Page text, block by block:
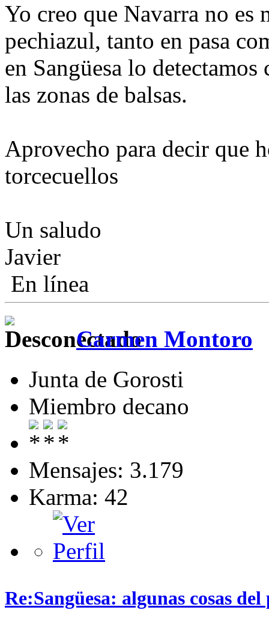
Yo creo que Navarra no es
pechiazul, tanto en pasa
en Sangüesa lo
las zonas de balsas.
Aprovecho para decir que
torcecuellos
Un saludo
Javier
En línea
Carmen Montoro
Junta de Gorosti
Miembro decano
Mensajes: 3.179
Karma: 42
Re:Sangüesa: algunas cosas del